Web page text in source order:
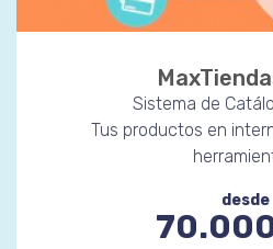
Sistema de
Tus productos en
desde